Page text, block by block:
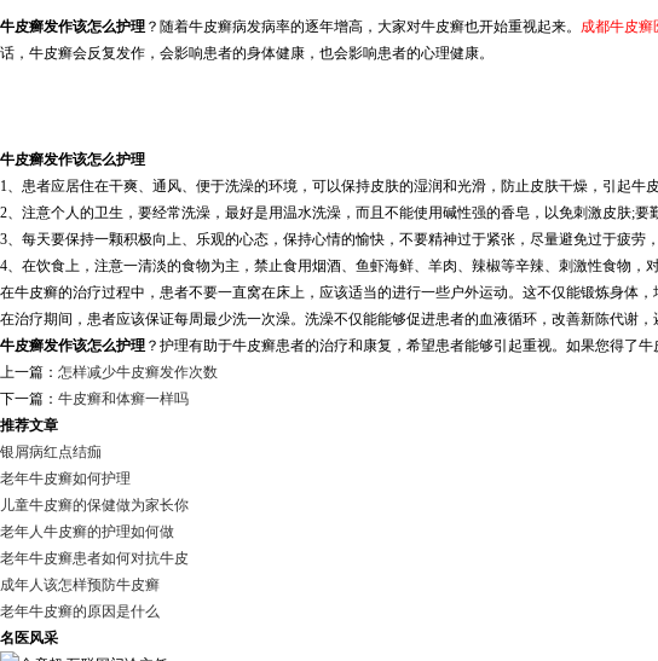
牛皮癣发作该怎么护理 ？随着牛皮癣病发病率的逐年增高，大家对牛皮癣也开始重视起来。 成都牛皮癣
话，牛皮癣会反复发作，会影响患者的身体健康，也会影响患者的心理健康。
牛皮癣发作该怎么护理
1、患者应居住在干爽、通风、便于洗澡的环境，可以保持皮肤的湿润和光滑，防止皮肤干燥，引起牛皮
2、注意个人的卫生，要经常洗澡，最好是用温水洗澡，而且不能使用碱性强的香皂，以免刺激皮肤;要
3、每天要保持一颗积极向上、乐观的心态，保持心情的愉快，不要精神过于紧张，尽量避免过于疲劳
4、在饮食上，注意一清淡的食物为主，禁止食用烟酒、鱼虾海鲜、羊肉、辣椒等辛辣、刺激性食物
在牛皮癣的治疗过程中，患者不要一直窝在床上，应该适当的进行一些户外运动。这不仅能锻炼身体
在治疗期间，患者应该保证每周最少洗一次澡。洗澡不仅能能够促进患者的血液循环，改善新陈代谢
牛皮癣发作该怎么护理 ？护理有助于牛皮癣患者的治疗和康复，希望患者能够引起重视。如果您得了牛
上一篇： 怎样减少牛皮癣发作次数
下一篇： 牛皮癣和体癣一样吗
推荐文章
银屑病红点结痂
老年牛皮癣如何护理
儿童牛皮癣的保健做为家长你
老年人牛皮癣的护理如何做
老年牛皮癣患者如何对抗牛皮
成年人该怎样预防牛皮癣
老年牛皮癣的原因是什么
名医风采